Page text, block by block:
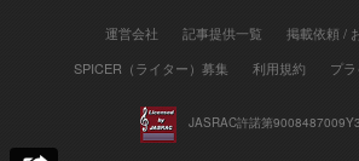
運営会社 記事提供一覧
掲載依頼 /
SPICER（ライター）募集
利用規約 プ
JASRAC許諾第